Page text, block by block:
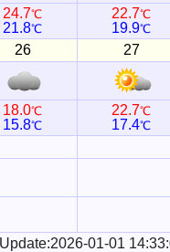
24.7℃
21.8℃
22.7℃
19.9℃
26 27
18.0℃
15.8℃
22.7℃
17.4℃
01-01